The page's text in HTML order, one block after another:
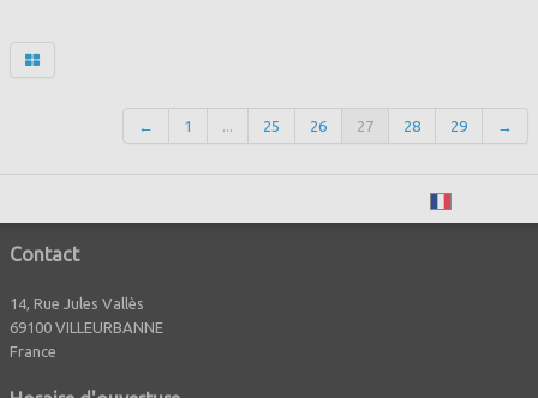
← 1 ... 25 26 27 28 29 →
Contact
14, Rue Jules Vallès
69100 VILLEURBANNE
France